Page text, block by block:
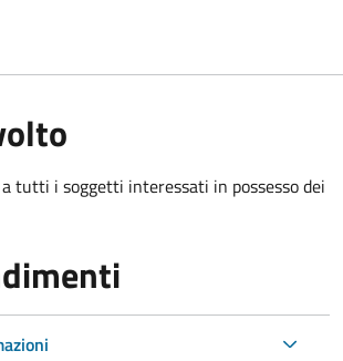
tutti i soggetti interessati in possesso dei